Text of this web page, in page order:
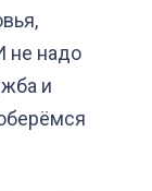
не надо
и